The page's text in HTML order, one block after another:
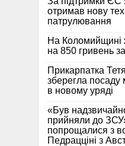
отримав нову
патрулювання
На Коломийщині
на 850 гривень
Прикарпатка
зберегла посаду
в новому уряді
«Був
прийняли до
попрощалися з
Педрацціні з